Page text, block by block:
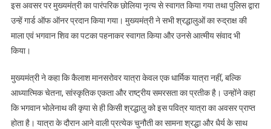
यात्रा
का
शुभारंभ,
और
आतिथ्य
इस अवसर पर मुख्यमंत्री का पारंपरिक छोलिया नृत्य से स्वागत किया गया तथा पुलिस द्वारा
उन्हें गार्ड ऑफ ऑनर प्रदान किया गया। मुख्यमंत्री ने सभी श्रद्धालुओं का रुद्राक्ष की
माला एवं भगवान शिव का पटका पहनाकर स्वागत किया और उनसे आत्मीय संवाद भी
किया।
मुख्यमंत्री ने कहा कि कैलाश मानसरोवर यात्रा केवल एक धार्मिक यात्रा नहीं, बल्कि
आध्यात्मिक चेतना, सांस्कृतिक एकता और राष्ट्रीय समरसता का प्रतीक है। उन्होंने कहा
कि भगवान भोलेनाथ की कृपा से ही किसी श्रद्धालु को इस पवित्र यात्रा का अवसर प्राप्त
होता है। यात्रा के दौरान आने वाली प्रत्येक चुनौती का सामना श्रद्धा और धैर्य के साथ